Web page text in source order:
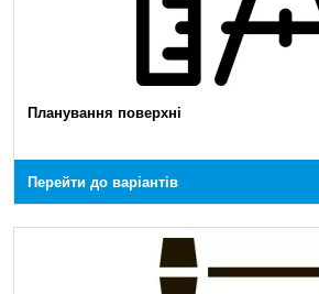
Планування поверхні
Перейти до варіантів